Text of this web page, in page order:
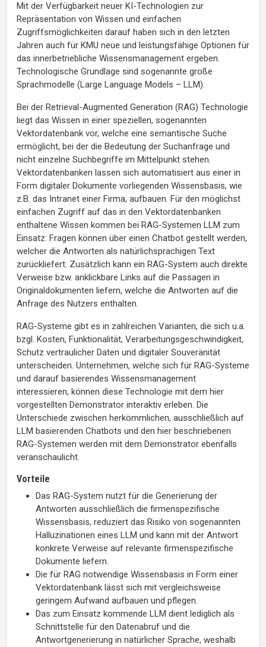
Mit der Verfügbarkeit neuer KI-Technologien zur
Repräsentation von Wissen und einfachen
Zugriffsmöglichkeiten darauf haben sich in den letzten
Jahren auch für KMU neue und leistungsfähige Optionen für
das innerbetriebliche Wissensmanagement ergeben.
Technologische Grundlage sind sogenannte große
Sprachmodelle (Large Language Models – LLM).
Bei der Retrieval-Augmented Generation (RAG) Technologie
liegt das Wissen in einer speziellen, sogenannten
Vektordatenbank vor, welche eine semantische Suche
ermöglicht, bei der die Bedeutung der Suchanfrage und
nicht einzelne Suchbegriffe im Mittelpunkt stehen.
Vektordatenbanken lassen sich automatisiert aus einer in
Form digitaler Dokumente vorliegenden Wissensbasis, wie
z.B. das Intranet einer Firma, aufbauen. Für den möglichst
einfachen Zugriff auf das in den Vektordatenbanken
enthaltene Wissen kommen bei RAG-Systemen LLM zum
Einsatz: Fragen können über einen Chatbot gestellt werden,
welcher die Antworten als natürlichsprachigen Text
zurückliefert. Zusätzlich kann ein RAG-System auch direkte
Verweise bzw. anklickbare Links auf die Passagen in
Originaldokumenten liefern, welche die Antworten auf die
Anfrage des Nutzers enthalten.
RAG-Systeme gibt es in zahlreichen Varianten, die sich u.a.
bzgl. Kosten, Funktionalität, Verarbeitungsgeschwindigkeit,
Schutz vertraulicher Daten und digitaler Souveränität
unterscheiden. Unternehmen, welche sich für RAG-Systeme
und darauf basierendes Wissensmanagement
interessieren, können diese Technologie mit dem hier
vorgestellten Demonstrator interaktiv erleben. Die
Unterschiede zwischen herkömmlichen, ausschließlich auf
LLM basierenden Chatbots und den hier beschriebenen
RAG-Systemen werden mit dem Demonstrator ebenfalls
veranschaulicht.
Vorteile
Das RAG-System nutzt für die Generierung der
Antworten ausschließlich die firmenspezifische
Wissensbasis, reduziert das Risiko von sogenannten
Halluzinationen eines LLM und kann mit der Antwort
konkrete Verweise auf relevante firmenspezifische
Dokumente liefern.
Die für RAG notwendige Wissensbasis in Form einer
Vektordatenbank lässt sich mit vergleichsweise
geringem Aufwand aufbauen und pflegen.
Das zum Einsatz kommende LLM dient lediglich als
Schnittstelle für den Datenabruf und die
Antwortgenerierung in natürlicher Sprache, weshalb